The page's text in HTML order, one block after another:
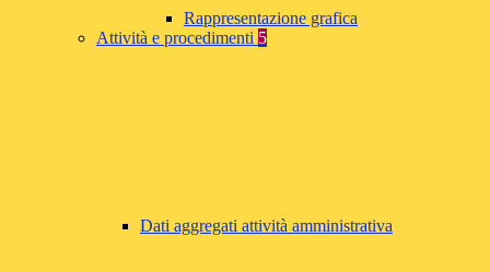
Rappresentazione grafica
Attività e procedimenti 5
Dati aggregati attività amministrativa